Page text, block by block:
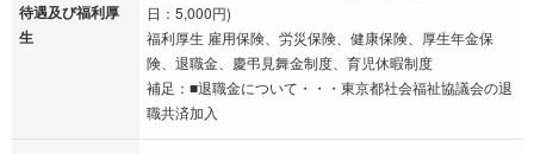
待遇及び福利厚
生
日：5,000円)
福利厚生 雇用保険、労災保険、健康保険、厚生年金保
険、退職金、慶弔見舞金制度、育児休暇制度
補足：■退職金について・・・東京都社会福祉協議会の退
職共済加入